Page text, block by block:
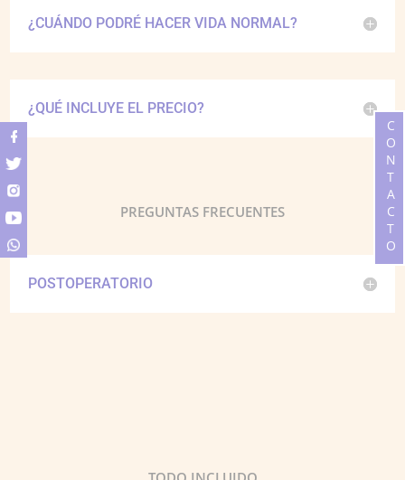
¿CUÁNDO PODRÉ HACER VIDA NORMAL?
¿QUÉ INCLUYE EL PRECIO?
PREGUNTAS FRECUENTES
POSTOPERATORIO
CONTACTO